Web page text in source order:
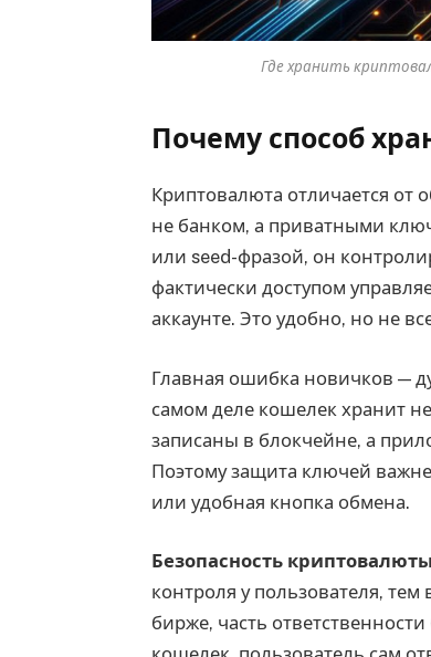
Где хранить
Почему способ
Криптовалюта отличается от
не банком, а приватными
или seed-фразой, он
фактически доступом
аккаунте. Это удобно, но не
Главная ошибка новичков —
самом деле кошелек хранит
записаны в блокчейне, а
Поэтому защита ключей
или удобная кнопка обмена.
Безопасность криптовалюты
контроля у пользователя,
бирже, часть